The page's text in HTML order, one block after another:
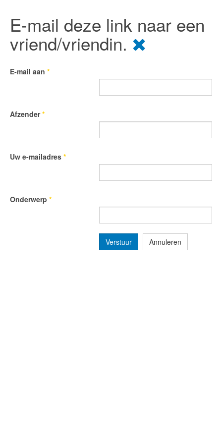
E-mail deze link naar een
vriend/vriendin.
E-mail aan *
Afzender*
Uw e-mailadres *
Onderwerp *
Verstuur Annuleren